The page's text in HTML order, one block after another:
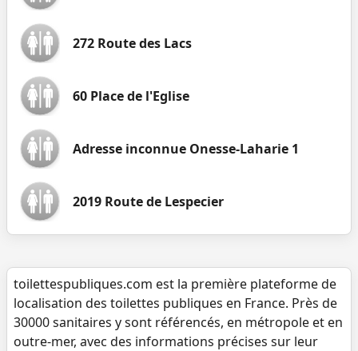
272 Route des Lacs
60 Place de l'Eglise
Adresse inconnue Onesse-Laharie 1
2019 Route de Lespecier
toilettespubliques.com est la première plateforme de
localisation des toilettes publiques en France. Près de
30000 sanitaires y sont référencés, en métropole et en
outre-mer, avec des informations précises sur leur